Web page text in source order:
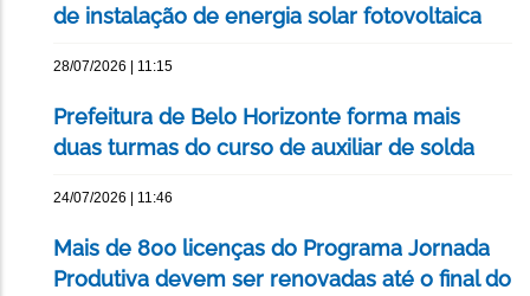
de instalação de energia solar fotovoltaica
28/07/2026 | 11:15
Prefeitura de Belo Horizonte forma mais
duas turmas do curso de auxiliar de solda
24/07/2026 | 11:46
Mais de 800 licenças do Programa Jornada
Produtiva devem ser renovadas até o final do